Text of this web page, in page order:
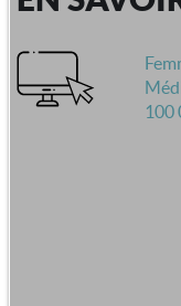
100